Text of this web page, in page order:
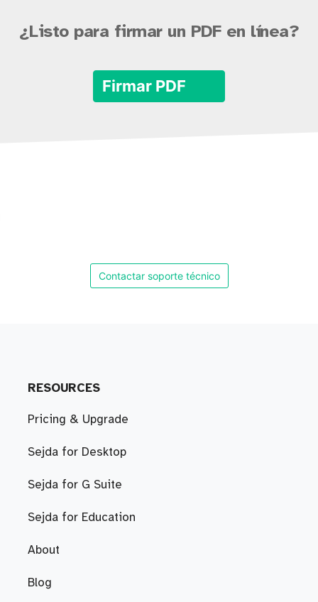
¿Listo para firmar un PDF en línea?
Firmar PDF
Contactar soporte técnico
RESOURCES
Pricing & Upgrade
Sejda for Desktop
Sejda for G Suite
Sejda for Education
About
Blog